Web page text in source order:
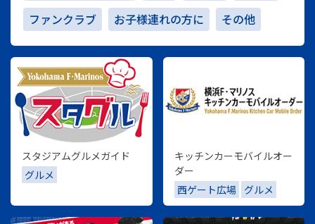
ファンクラブ
お子様連れの方に その他
スタジアムグルメガイド
グルメ
キッチンカーモバイルオー
ダー
西ゲート広場
グルメ